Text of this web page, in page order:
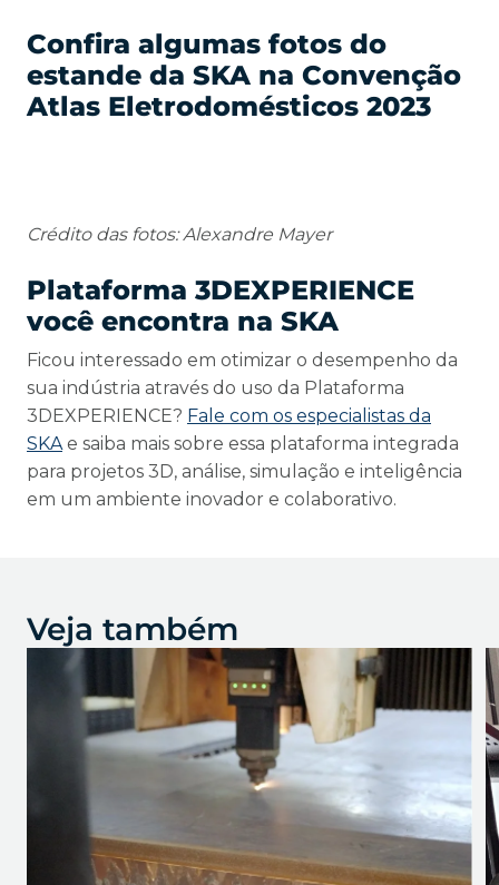
Confira algumas fotos do
estande da SKA na Convenção
Atlas Eletrodomésticos 2023
Crédito das fotos: Alexandre Mayer
Plataforma 3DEXPERIENCE
você encontra na SKA
Ficou interessado em otimizar o desempenho da
sua indústria através do uso da Plataforma
3DEXPERIENCE? Fale com os especialistas da
SKAe saiba mais sobre essa plataforma integrada
para projetos 3D, análise, simulação e inteligência
em um ambiente inovador e colaborativo.
Veja também